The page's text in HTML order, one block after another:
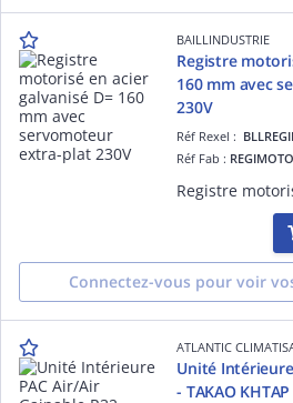
BAILLINDUSTRIE
Registre
160 mm avec
230V
Réf Rexel :
Réf Fab :
Connectez-vous pour voir
ATLANTIC
Unité
- TAKAO